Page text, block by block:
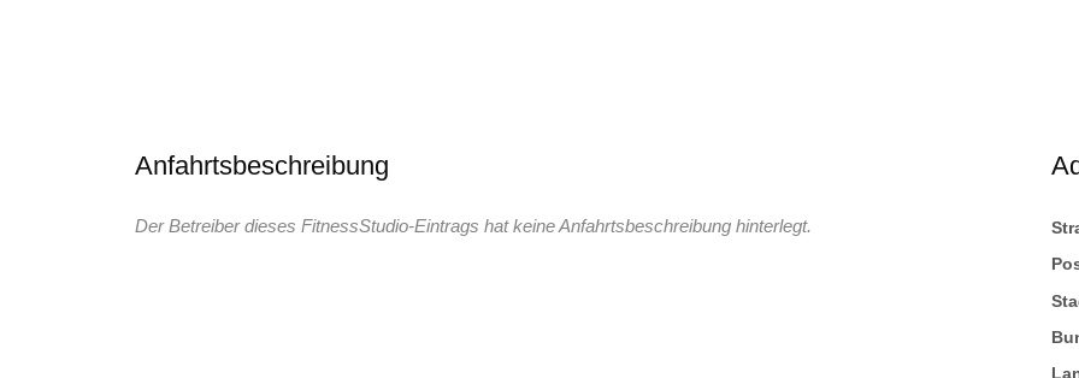
Anfahrtsbeschreibung
Der Betreiber dieses FitnessStudio-Eintrags hat keine Anfahrtsbeschreibung hinterlegt.